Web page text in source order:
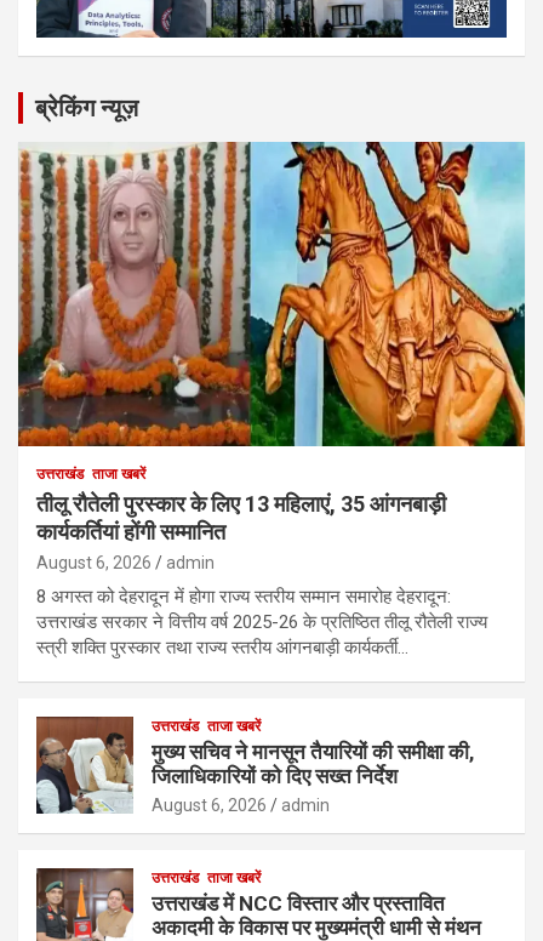
ब्रेकिंग न्यूज़
उत्तराखंड ताजा खबरें
तीलू रौतेली पुरस्कार के लिए 13 महिलाएं, 35 आंगनबाड़ी
कार्यकर्तियां होंगी सम्मानित
August 6, 2026 admin
8 अगस्त को देहरादून में होगा राज्य स्तरीय सम्मान समारोह देहरादून:
उत्तराखंड सरकार ने वित्तीय वर्ष 2025-26 के प्रतिष्ठित तीलू रौतेली राज्य
स्त्री शक्ति पुरस्कार तथा राज्य स्तरीय आंगनबाड़ी कार्यकर्ती…
उत्तराखंड ताजा खबरें
मुख्य सचिव ने मानसून तैयारियों की समीक्षा की,
जिलाधिकारियों को दिए सख्त निर्देश
August 6, 2026 admin
उत्तराखंड ताजा खबरें
उत्तराखंड में NCC विस्तार और प्रस्तावित
अकादमी के विकास पर मुख्यमंत्री धामी से मंथन